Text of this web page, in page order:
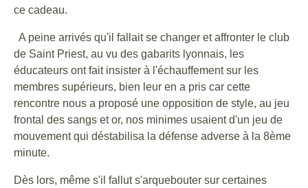
ce cadeau.
A peine arrivés qu'il fallait se changer et affronter le club
de Saint Priest, au vu des gabarits lyonnais, les
éducateurs ont fait insister à l'échauffement sur les
membres supérieurs, bien leur en a pris car cette
rencontre nous a proposé une opposition de style, au jeu
frontal des sangs et or, nos minimes usaient d'un jeu de
mouvement qui déstabilisa la défense adverse à la 8ème
minute.
Dès lors, même s'il fallut s'arquebouter sur certaines